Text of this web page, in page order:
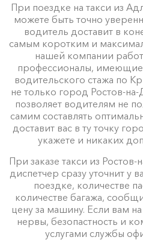
При поездке на такси из
можете быть точно
водитель доставит в
самым коротким и
нашей компании
профессионалы, имеющие
водительского стажа по
не только город Ростов-
позволяет водителям не
самим составлять
доставит вас в ту точку
укажете и никаких
При заказе такси из
диспетчер сразу уточнит
поездке, количестве
количестве багажа,
цену за машину. Если вам
нервы, безопастность и
услугами службы